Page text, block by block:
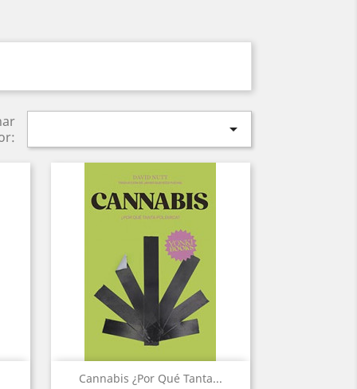

Cannabis ¿Por Qué Tanta...
Vista rápida